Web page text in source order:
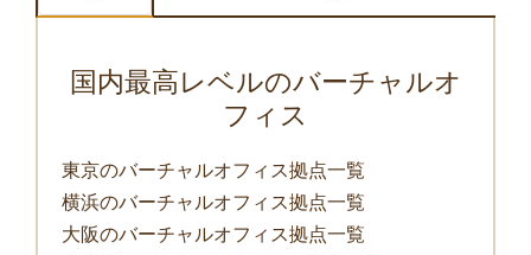
国内最高レベルのバーチャルオ
フィス
東京のバーチャルオフィス拠点一覧
横浜のバーチャルオフィス拠点一覧
大阪のバーチャルオフィス拠点一覧